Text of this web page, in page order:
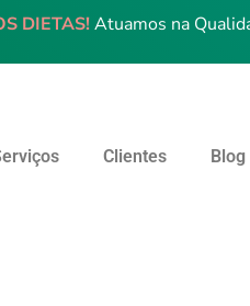
DIETAS!Atuamos na
Clientes Blog